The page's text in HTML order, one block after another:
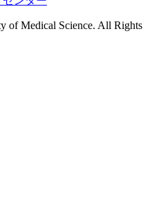
of Medical Science. All Rights